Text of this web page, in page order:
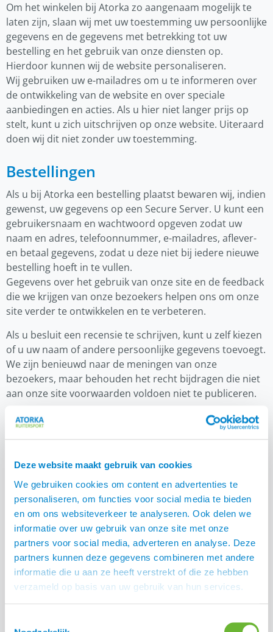
Deze website maakt gebruik van cookies
We gebruiken cookies om content en advertenties te
personaliseren, om functies voor social media te bieden
en om ons websiteverkeer te analyseren. Ook delen we
informatie over uw gebruik van onze site met onze
partners voor social media, adverteren en analyse. Deze
partners kunnen deze gegevens combineren met andere
informatie die u aan ze heeft verstrekt of die ze hebben
verzameld op basis van uw gebruik van hun services.
Om het winkelen bij Atorka zo aangenaam mogelijk te
laten zijn, slaan wij met uw toestemming uw persoonlijke
gegevens en de gegevens met betrekking tot uw
bestelling en het gebruik van onze diensten op.
Hierdoor kunnen wij de website personaliseren.
Wij gebruiken uw e-mailadres om u te informeren over
de ontwikkeling van de website en over speciale
aanbiedingen en acties. Als u hier niet langer prijs op
stelt, kunt u zich uitschrijven op onze website. Uiteraard
doen wij dit niet zonder uw toestemming.
Bestellingen
Als u bij Atorka een bestelling plaatst bewaren wij, indien
gewenst, uw gegevens op een Secure Server. U kunt een
gebruikersnaam en wachtwoord opgeven zodat uw
naam en adres, telefoonnummer, e-mailadres, aflever-
en betaal gegevens, zodat u deze niet bij iedere nieuwe
bestelling hoeft in te vullen.
Gegevens over het gebruik van onze site en de feedback
die we krijgen van onze bezoekers helpen ons om onze
site verder te ontwikkelen en te verbeteren.
Als u besluit een recensie te schrijven, kunt u zelf kiezen
of u uw naam of andere persoonlijke gegevens toevoegt.
We zijn benieuwd naar de meningen van onze
bezoekers, maar behouden het recht bijdragen die niet
aan onze site voorwaarden voldoen niet te publiceren.
Als u reageert op een actie of prijsvraag, vragen wij uw
naam, adres en e-mailadres. Deze gegevens gebruiken
te maken, en de respons op onze marketingacties te
Atorka verkoopt uw gegevens niet
Atorka zal uw persoonlijke gegevens niet aan derden
verkopen en zal deze uitsluitend aan derden ter
beschikking stellen die zijn betrokken bij het uitvoeren
van uw bestelling. Onze werknemers en door ons
ingeschakelde derden zijn verplicht om de